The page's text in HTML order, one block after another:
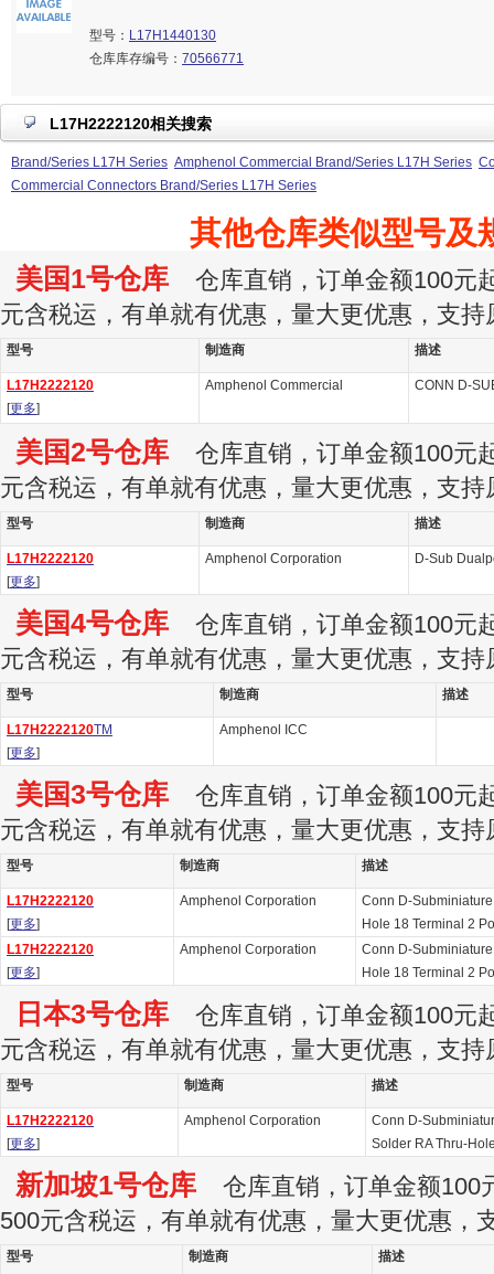
型号： L17H1440130
仓库库存编号： 70566771
L17H2222120相关搜索
Brand/Series L17H Series Amphenol Commercial Brand/Series L17H Series
Commercial Connectors Brand/Series L17H Series
其他仓库类似型号及
美国1号仓库 仓库直销，订单金额100元
元含税运，有单就有优惠，量大更优惠，支持
型号 制造商 描述
L17H2222120
[更多]
Amphenol Commercial CONN D-
美国2号仓库 仓库直销，订单金额100元
元含税运，有单就有优惠，量大更优惠，支持
型号 制造商 描述
L17H2222120
[更多]
Amphenol Corporation D-Sub
美国4号仓库 仓库直销，订单金额100元
元含税运，有单就有优惠，量大更优惠，支持
型号 制造商 描述
L17H2222120TM
[更多]
Amphenol ICC
美国3号仓库 仓库直销，订单金额100元
元含税运，有单就有优惠，量大更优惠，支持
型号 制造商 描述
L17H2222120
[更多]
Amphenol Corporation
Conn D-
Hole 18 Terminal 2
L17H2222120
[更多]
Amphenol Corporation
Conn D-
Hole 18 Terminal 2
日本3号仓库 仓库直销，订单金额100元
元含税运，有单就有优惠，量大更优惠，支持
型号 制造商 描述
L17H2222120
[更多]
Amphenol Corporation
Conn D-
Solder RA Thru-
新加坡1号仓库 仓库直销，订单金额100
500元含税运，有单就有优惠，量大更优惠，
型号 制造商 描述